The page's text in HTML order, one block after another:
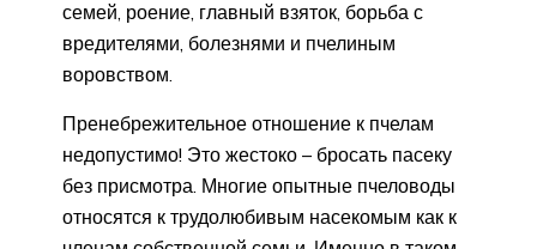
семей, роение, главный взяток, борьба с
вредителями, болезнями и пчелиным
воровством.
Пренебрежительное отношение к пчелам
недопустимо! Это жестоко – бросать пасеку
без присмотра. Многие опытные пчеловоды
относятся к трудолюбивым насекомым как к